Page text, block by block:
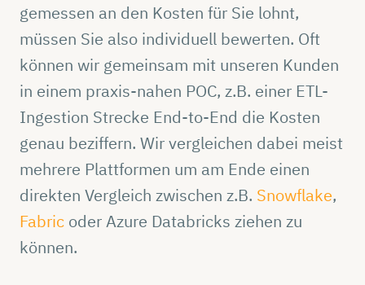
gemessen an den Kosten für Sie lohnt,
müssen Sie also individuell bewerten. Oft
können wir gemeinsam mit unseren Kunden
in einem praxis-nahen POC, z.B. einer ETL-
Ingestion Strecke End-to-End die Kosten
genau beziffern. Wir vergleichen dabei meist
mehrere Plattformen um am Ende einen
direkten Vergleich zwischen z.B. Snowflake,
Fabric oder Azure Databricks ziehen zu
können.